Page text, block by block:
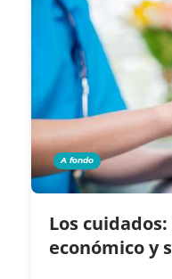
A fondo
Los
económico y